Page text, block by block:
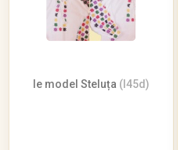
Ie model Steluța (I45d)